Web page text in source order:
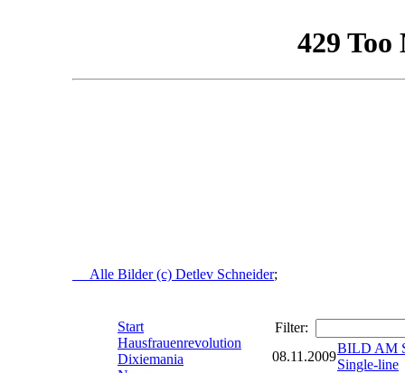
Alle Bilder (c) Detlev Schneider;
Start
Hausfrauenrevolution
Dixiemania
Filter:
08.11.2009
BILD AM
Single-line